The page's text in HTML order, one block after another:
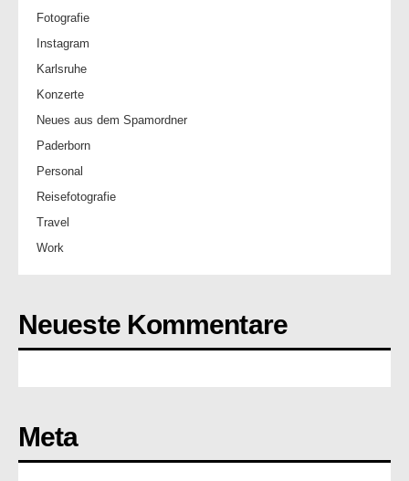
Fotografie
Instagram
Karlsruhe
Konzerte
Neues aus dem Spamordner
Paderborn
Personal
Reisefotografie
Travel
Work
Neueste Kommentare
Meta